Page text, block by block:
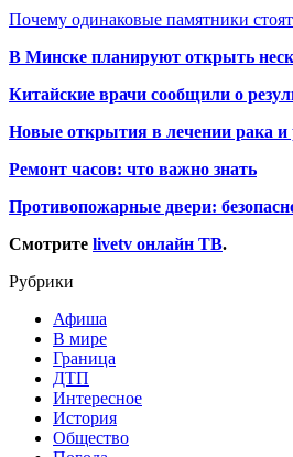
Почему одинаковые памятники
В Минске планируют открыть
Китайские врачи сообщили о
Новые открытия в лечении рака и
Ремонт часов: что важно знать
Противопожарные двери:
Смотрите livetv онлайн ТВ.
Рубрики
Афиша
В мире
Граница
ДТП
Интересное
История
Общество